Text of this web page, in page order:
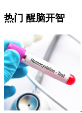
热门 醒脑开智